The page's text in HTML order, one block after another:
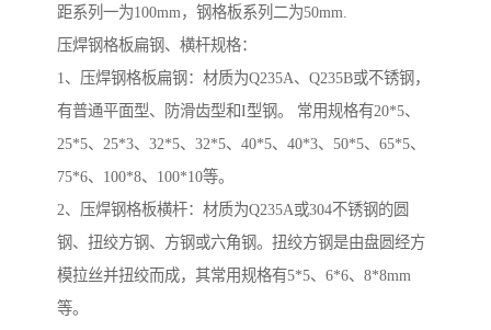
距系列一为100mm，钢格板系列二为50mm.
压焊钢格板扁钢、横杆规格：
1、压焊钢格板扁钢：材质为Q235A、Q235B或不锈钢，
有普通平面型、防滑齿型和I型钢。 常用规格有20*5、
25*5、25*3、32*5、32*5、40*5、40*3、50*5、65*5、
75*6、100*8、100*10等。
2、压焊钢格板横杆：材质为Q235A或304不锈钢的圆
钢、扭绞方钢、方钢或六角钢。扭绞方钢是由盘圆经方
模拉丝并扭绞而成，其常用规格有5*5、6*6、8*8mm
等。